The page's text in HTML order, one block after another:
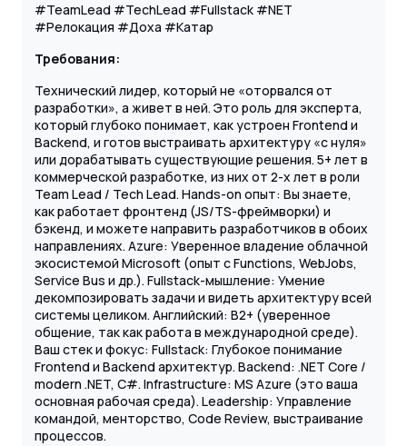
#TeamLead #TechLead #Fullstack #NET
#Релокация #Доха #Катар
Требования:
Технический лидер, который не «оторвался от
разработки», а живет в ней. Это роль для эксперта,
который глубоко понимает, как устроен Frontend и
Backend, и готов выстраивать архитектуру «с нуля»
или дорабатывать существующие решения. 5+ лет в
коммерческой разработке, из них от 2-х лет в роли
Team Lead / Tech Lead. Hands-on опыт: Вы знаете,
как работает фронтенд (JS/TS-фреймворки) и
бэкенд, и можете направить разработчиков в обоих
направлениях. Azure: Уверенное владение облачной
экосистемой Microsoft (опыт с Functions, WebJobs,
Service Bus и др.). Fullstack-мышление: Умение
декомпозировать задачи и видеть архитектуру всей
системы целиком. Английский: B2+ (уверенное
общение, так как работа в международной среде).
Ваш стек и фокус: Fullstack: Глубокое понимание
Frontend и Backend архитектур. Backend: .NET Core /
modern .NET, C#. Infrastructure: MS Azure (это ваша
основная рабочая среда). Leadership: Управление
командой, менторство, Code Review, выстраивание
процессов.